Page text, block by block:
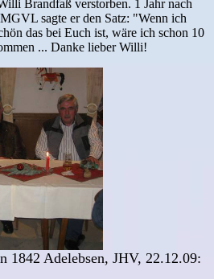
Brandfaß verstorben. 1 Jahr nach
sagte er den Satz: "Wenn ich
das bei Euch ist, wäre ich schon 10
... Danke lieber Willi!
1842 Adelebsen, JHV, 22.12.09: